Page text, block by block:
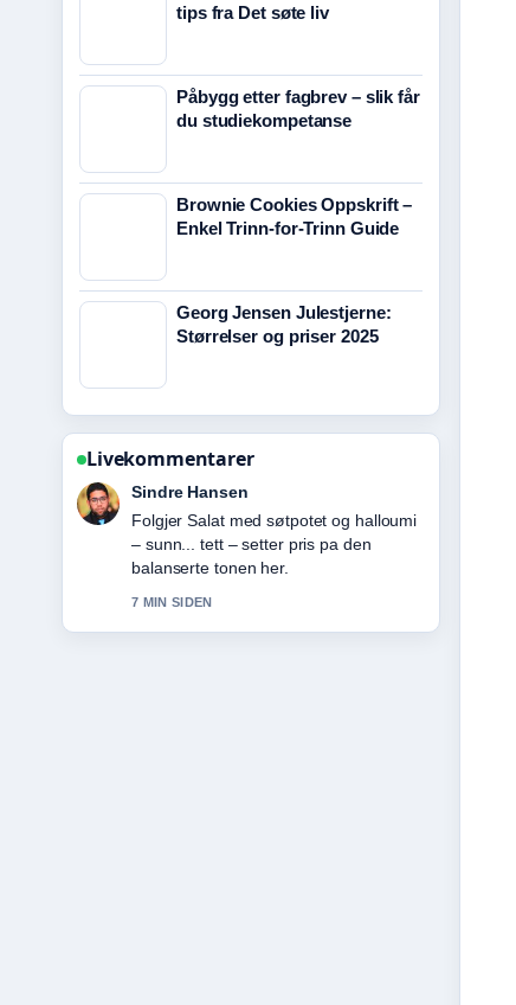
tips fra Det søte liv
Påbygg etter fagbrev – slik får
du studiekompetanse
Brownie Cookies Oppskrift –
Enkel Trinn-for-Trinn Guide
Georg Jensen Julestjerne:
Størrelser og priser 2025
Livekommentarer
Mia Eide
Nyttig kontekst rundt JBL Tune 770NC
– anmeldelse, test og.... Hold gjerne
denne livestrengen oppdatert.
9 MIN SIDEN